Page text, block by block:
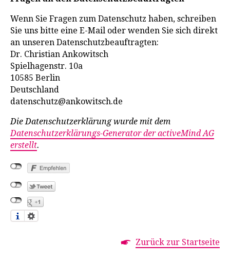
Wenn Sie Fragen zum Datenschutz haben, schreiben
Sie uns bitte eine E-Mail oder wenden Sie sich direkt
an unseren Datenschutzbeauftragten:
Dr. Christian Ankowitsch
Spielhagenstr. 10a
10585 Berlin
Deutschland
datenschutz@ankowitsch.de
Die Datenschutzerklärung wurde mit dem
Datenschutzerklärungs-Generator der activeMind AG
erstellt.
Zurück zur Startseite